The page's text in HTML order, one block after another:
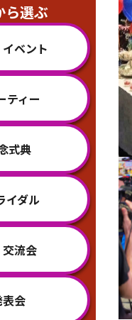
ら選ぶ
ベント
ティー
式典
イダル
流会
会